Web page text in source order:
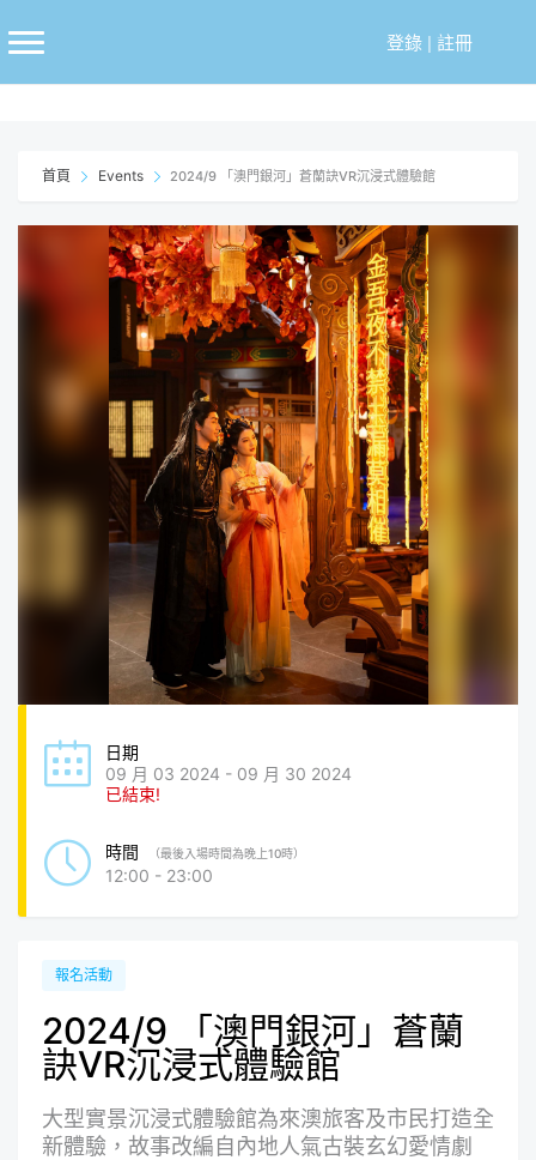
至
登錄| 註冊
首頁 Events 2024/9 「澳門銀河」蒼蘭訣VR沉浸式體驗館
日期
09 月 03 2024 - 09 月 30 2024
已結束!
時間 （最後入場時間為晚上10時）
12:00 - 23:00
報名活動
2024/9 「澳門銀河」蒼蘭
訣VR沉浸式體驗館
大型實景沉浸式體驗館為來澳旅客及市民打造全
新體驗，故事改編自內地人氣古裝玄幻愛情劇